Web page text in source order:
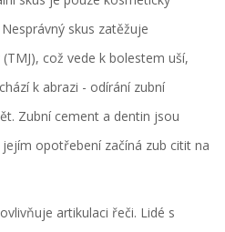
skus zatěžuje
což vede k bolestem uší,
k abrazi - odírání zubní
Zubní cement a dentin jsou
opotřebení začíná zub citit na
artikulaci řeči. Lidé s